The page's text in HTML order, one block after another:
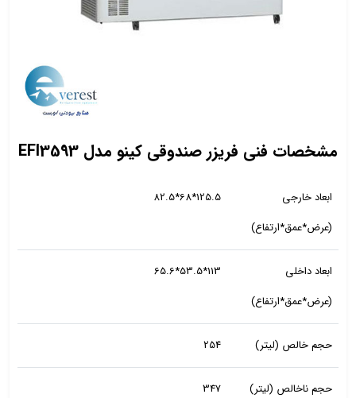
مشخصات فنی فریزر صندوقی کینو مدل EFI3593
ابعاد خارجی
(عرض*عمق*ارتفاع)
125.5*68*82.5
ابعاد داخلی
(عرض*عمق*ارتفاع)
113*53.5*65.6
حجم خالص (لیتر) 254
حجم ناخالص (لیتر) 347